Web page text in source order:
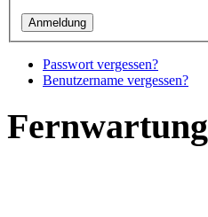
Passwort vergessen?
Benutzername vergessen?
Fernwartung